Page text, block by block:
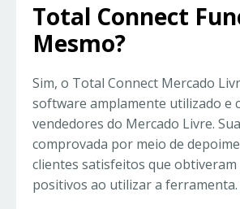
Total Connect
Mesmo?
Sim, o Total Connect Mercado
software amplamente utilizado e
vendedores do Mercado Livre.
comprovada por meio de
clientes satisfeitos que
positivos ao utilizar a ferramenta.